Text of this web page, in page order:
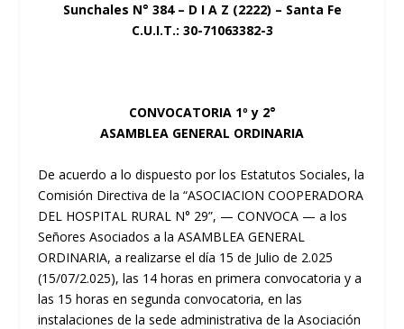
Sunchales N° 384 – D I A Z (2222) – Santa Fe
C.U.I.T.: 30-71063382-3
CONVOCATORIA 1º y 2°
ASAMBLEA GENERAL ORDINARIA
De acuerdo a lo dispuesto por los Estatutos Sociales, la
Comisión Directiva de la “ASOCIACION COOPERADORA
DEL HOSPITAL RURAL N° 29”, — CONVOCA — a los
Señores Asociados a la ASAMBLEA GENERAL
ORDINARIA, a realizarse el día 15 de Julio de 2.025
(15/07/2.025), las 14 horas en primera convocatoria y a
las 15 horas en segunda convocatoria, en las
instalaciones de la sede administrativa de la Asociación